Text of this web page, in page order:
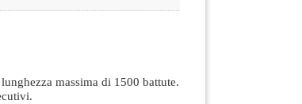
massima di 1500 battute.